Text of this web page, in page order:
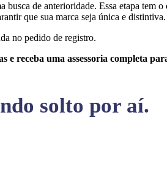
busca de anterioridade. Essa etapa tem
que sua marca seja única e distintiva.
no pedido de registro.
e receba uma assessoria completa
solto por aí.